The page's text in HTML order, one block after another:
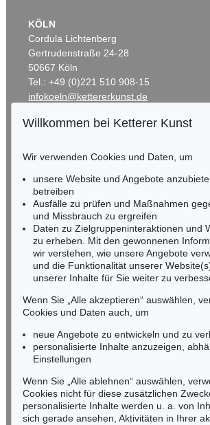
KÖLN
Cordula Lichtenberg
Gertrudenstraße 24-28
50667 Köln
Tel.: +49 (0)221 510 908-15
infokoeln@kettererkunst.de
RHEINLAND-PFALZ
Miriam Heß
Tel.: +49 (0)62 21 58 80-038
Fax: +49 (0)62 21 58 80-595
infoheidelberg@kettererkunst.de
NORDDEUTSCHLAND
Nico Kassel, M.A.
Tel.: +49 (0)89 55244-164
Mobil: +49 (0)171 8618661
n.kassel@kettererkunst.de
Keine Auktion mehr
Wir informieren Sie
Willkommen bei Ketterer Kunst
Wir verwenden Cookies und Daten, um
unsere Website und Angebote
betreiben
Ausfälle zu prüfen und Maßnahmen
und Missbrauch zu ergreifen
Daten zu Zielgruppeninteraktionen und
zu erheben. Mit den gewonnenen
wir verstehen, wie unsere Angebote
und die Funktionalität unserer
unserer Inhalte für Sie weiter zu
Wenn Sie „Alle akzeptieren“ auswählen,
Cookies und Daten auch, um
neue Angebote zu entwickeln und zu
personalisierte Inhalte anzuzeigen,
Einstellungen
Wenn Sie „Alle ablehnen“ auswählen,
Cookies nicht für diese zusätzlichen
personalisierte Inhalte werden u. a. von
sich gerade ansehen, Aktivitäten in Ihrer